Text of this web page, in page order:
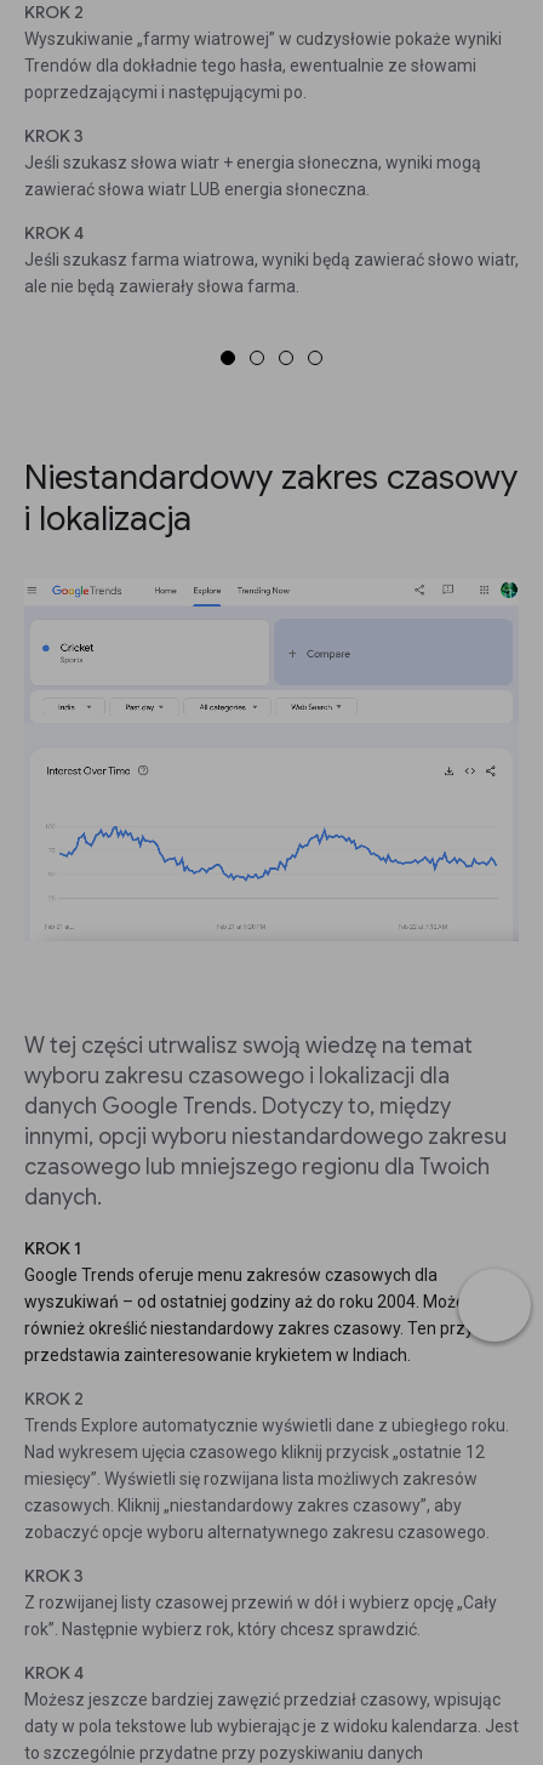
KROK 2
Wyszukiwanie „farmy wiatrowej” w cudzysłowie pokaże wyniki
Trendów dla dokładnie tego hasła, ewentualnie ze słowami
poprzedzającymi i następującymi po.
KROK 3
Jeśli szukasz słowa wiatr + energia słoneczna, wyniki mogą
zawierać słowa wiatr LUB energia słoneczna.
KROK 4
Jeśli szukasz farma wiatrowa, wyniki będą zawierać słowo wiatr,
ale nie będą zawierały słowa farma.
Niestandardowy zakres czasowy
i lokalizacja
W tej części utrwalisz swoją wiedzę na temat
wyboru zakresu czasowego i lokalizacji dla
danych Google Trends. Dotyczy to, między
innymi, opcji wyboru niestandardowego zakresu
czasowego lub mniejszego regionu dla Twoich
danych.
KROK 1
Google Trends oferuje menu zakresów czasowych dla
wyszukiwań – od ostatniej godziny aż do roku 2004. Możesz
również określić niestandardowy zakres czasowy. Ten przykład
przedstawia zainteresowanie krykietem w Indiach.
KROK 2
Trends Explore automatycznie wyświetli dane z ubiegłego roku.
Nad wykresem ujęcia czasowego kliknij przycisk „ostatnie 12
miesięcy”. Wyświetli się rozwijana lista możliwych zakresów
czasowych. Kliknij „niestandardowy zakres czasowy”, aby
zobaczyć opcje wyboru alternatywnego zakresu czasowego.
KROK 3
Z rozwijanej listy czasowej przewiń w dół i wybierz opcję „Cały
rok”. Następnie wybierz rok, który chcesz sprawdzić.
KROK 4
Możesz jeszcze bardziej zawęzić przedział czasowy, wpisując
daty w pola tekstowe lub wybierając je z widoku kalendarza. Jest
to szczególnie przydatne przy pozyskiwaniu danych